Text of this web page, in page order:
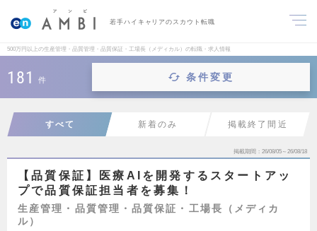
若手ハイキャリアのスカウト転職
500万円以上の生産管理・品質管理・品質保証・工場長（メディカル）の転職・求人情報
181 件 条件変更
すべて 新着のみ 掲載終了間近
掲載期間 26/08/05～26/08/18
【品質保証】医療AIを開発するスタートアッ
プで品質保証担当者を募集！
生産管理・品質管理・品質保証・工場長（メディカ
ル）